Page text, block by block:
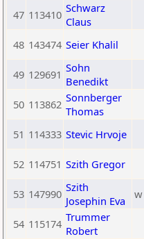
47 113410 Schwarz
Claus
48 143474 Seier Khalil
49 129691 Sohn
Benedikt
50 113862 Sonnberger
Thomas
51 114333 Stevic Hrvoje
52 114751 Szith Gregor
53 147990 Szith
Josephin Eva
w
54 115174 Trummer
Robert